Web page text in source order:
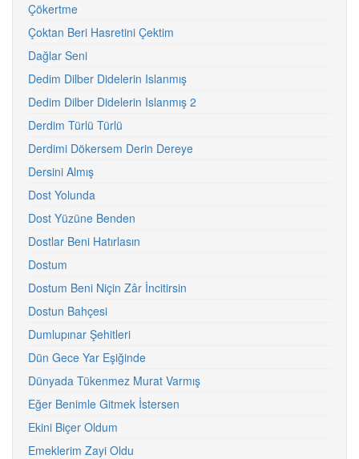
Çökertme
Çoktan Beri Hasretini Çektim
Dağlar Seni
Dedim Dilber Didelerin Islanmış
Dedim Dilber Didelerin Islanmış 2
Derdim Türlü Türlü
Derdimi Dökersem Derin Dereye
Dersini Almış
Dost Yolunda
Dost Yüzüne Benden
Dostlar Beni Hatırlasın
Dostum
Dostum Beni Niçin Zâr İncitirsin
Dostun Bahçesi
Dumlupınar Şehitleri
Dün Gece Yar Eşiğinde
Dünyada Tükenmez Murat Varmış
Eğer Benimle Gitmek İstersen
Ekini Biçer Oldum
Emeklerim Zayi Oldu